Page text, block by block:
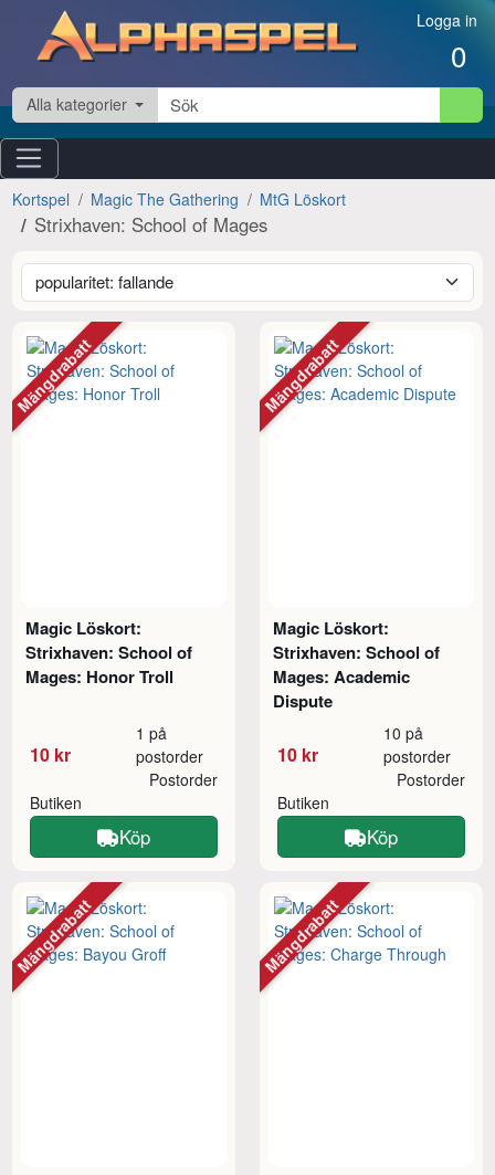
Hoppa till innehåll Logga in
0
Alla kategorier
Kortspel Magic The Gathering MtG Löskort
Strixhaven: School of Mages
Magic Löskort:
Strixhaven: School of
Mages: Honor Troll
10 kr
1 på
postorder
Butiken
Postorder
Köp
Mängdrabatt
Magic Löskort:
Strixhaven: School of
Mages: Academic
Dispute
10 kr
10 på
postorder
Butiken
Postorder
Köp
Mängdrabatt
Mängdrabatt Mängdrabatt